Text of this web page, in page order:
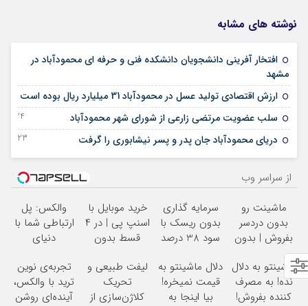
نوشته های مشابه
افتخار آفرینی دانشجویان دانشکده فنی و حرفه ای محمودآباد در
مشهد
ارزش اقتصادی تولید عسل در محمودآباد 31 میلیارد ریال بوده است
سلب عضویت مرتضی زارعی از شورای شهر محمودآباد 24 دسامبر 2022
دریای محمودآباد جان پدر و پسر نیشابوری را گرفت 23 آگوست 2022
از سراسر وب
ماشینت رو
بدون دردسر
بفروش | بدون
کمسیون
سرمایه گذاری
بدون ریسک با
سود 38 درصد
خرید موبایل با
اسنپ پی | در ۴
قسط بدون
والکس: پل
ارتباطی شما با
دنیای
دیجیتال
ماشینتو به دلال
نده! به مصرف
کننده بفروش!
دلال ماشینتو به
قیمت نمیخره!
بیا اینجا به
لیفت طبیعی و
تحریک
کلاژن‌سازی از
تجربه‌ی نوین
ترید با والکس،
آینده‌ای روشن